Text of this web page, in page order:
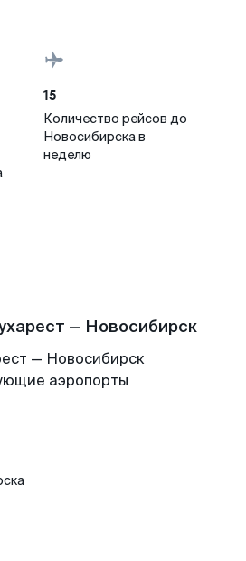
15
Количество рейсов до
Новосибирска в
неделю
— Новосибирск
— Новосибирск
аэропорты